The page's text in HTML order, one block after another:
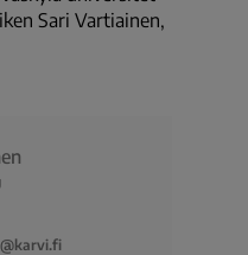
Sari Vartiainen,